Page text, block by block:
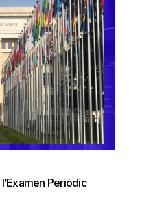
Periòdic